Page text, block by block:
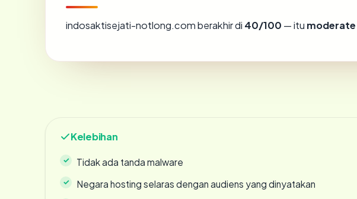
indosaktisejati-notlong.com berakhir di 40/100 — itu moderate
Kelebihan
Tidak ada tanda malware
Negara hosting selaras dengan audiens yang dinyatakan